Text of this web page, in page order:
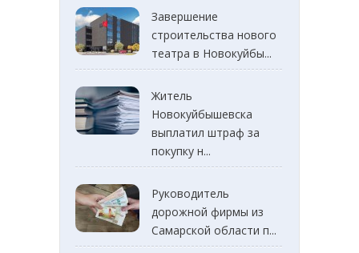
Завершение
строительства нового
театра в Новокуйбы...
Житель
Новокуйбышевска
выплатил штраф за
покупку н...
Руководитель
дорожной фирмы из
Самарской области п...